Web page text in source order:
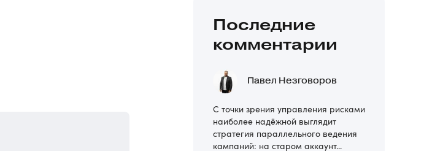
Последние
комментарии
Павел Незговоров
С точки зрения управления рисками
наиболее надёжной выглядит
стратегия параллельного ведения
кампаний: на старом аккаунт...